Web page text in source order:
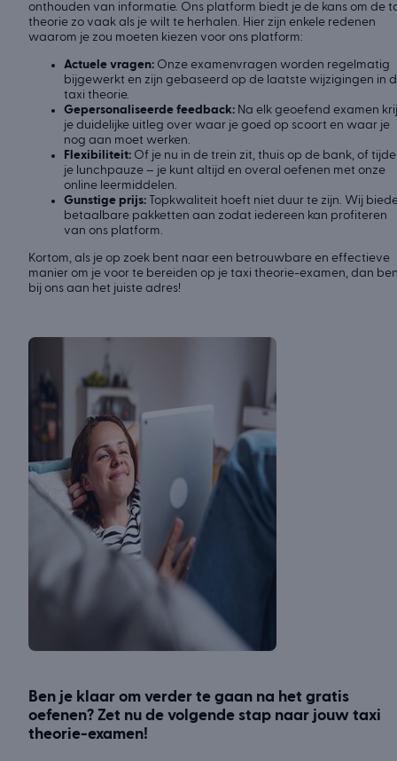
onthouden van informatie. Ons platform biedt je de kans om de
theorie zo vaak als je wilt te herhalen. Hier zijn enkele redenen
waarom je zou moeten kiezen voor ons platform:
Actuele vragen: Onze examenvragen worden regelmatig
bijgewerkt en zijn gebaseerd op de laatste wijzigingen in
taxi theorie.
Gepersonaliseerde feedback: Na elk geoefend examen
je duidelijke uitleg over waar je goed op scoort en waar je
nog aan moet werken.
Flexibiliteit: Of je nu in de trein zit, thuis op de bank, of
je lunchpauze – je kunt altijd en overal oefenen met onze
online leermiddelen.
Gunstige prijs: Topkwaliteit hoeft niet duur te zijn. Wij
betaalbare pakketten aan zodat iedereen kan profiteren
van ons platform.
Kortom, als je op zoek bent naar een betrouwbare en effectieve
manier om je voor te bereiden op je taxi theorie-examen, dan
bij ons aan het juiste adres!
Ben je klaar om verder te gaan na het gratis
oefenen? Zet nu de volgende stap naar jouw taxi
theorie-examen!